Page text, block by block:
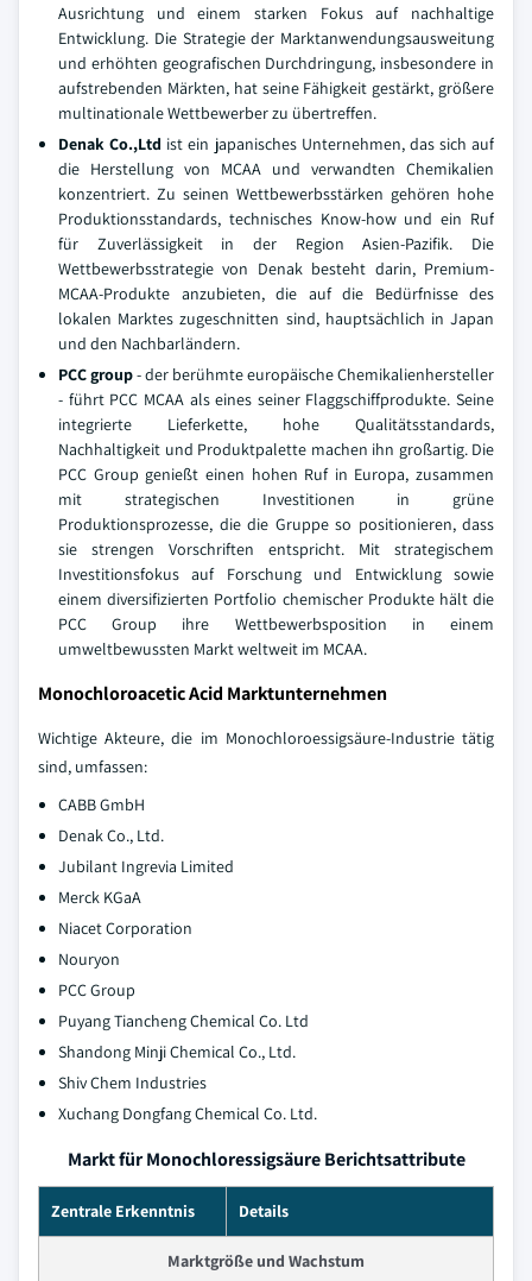
Ausrichtung und einem starken Fokus auf nachhaltige
Entwicklung. Die Strategie der Marktanwendungsausweitung
und erhöhten geografischen Durchdringung, insbesondere in
aufstrebenden Märkten, hat seine Fähigkeit gestärkt, größere
multinationale Wettbewerber zu übertreffen.
Denak Co.,Ltd ist ein japanisches Unternehmen, das sich auf
die Herstellung von MCAA und verwandten Chemikalien
konzentriert. Zu seinen Wettbewerbsstärken gehören hohe
Produktionsstandards, technisches Know-how und ein Ruf
für Zuverlässigkeit in der Region Asien-Pazifik. Die
Wettbewerbsstrategie von Denak besteht darin, Premium-
MCAA-Produkte anzubieten, die auf die Bedürfnisse des
lokalen Marktes zugeschnitten sind, hauptsächlich in Japan
und den Nachbarländern.
PCC group- der berühmte europäische Chemikalienhersteller
- führt PCC MCAA als eines seiner Flaggschiffprodukte. Seine
integrierte Lieferkette, hohe Qualitätsstandards,
Nachhaltigkeit und Produktpalette machen ihn großartig. Die
PCC Group genießt einen hohen Ruf in Europa, zusammen
mit strategischen Investitionen in grüne
Produktionsprozesse, die die Gruppe so positionieren, dass
sie strengen Vorschriften entspricht. Mit strategischem
Investitionsfokus auf Forschung und Entwicklung sowie
einem diversifizierten Portfolio chemischer Produkte hält die
PCC Group ihre Wettbewerbsposition in einem
umweltbewussten Markt weltweit im MCAA.
Monochloroacetic Acid Marktunternehmen
Wichtige Akteure, die im Monochloroessigsäure-Industrie tätig
sind, umfassen:
CABB GmbH
Denak Co., Ltd.
Jubilant Ingrevia Limited
Merck KGaA
Niacet Corporation
Nouryon
PCC Group
Puyang Tiancheng Chemical Co. Ltd
Shandong Minji Chemical Co., Ltd.
Shiv Chem Industries
Xuchang Dongfang Chemical Co. Ltd.
Markt für Monochloressigsäure Berichtsattribute
Zentrale Erkenntnis Details
Marktgröße und Wachstum